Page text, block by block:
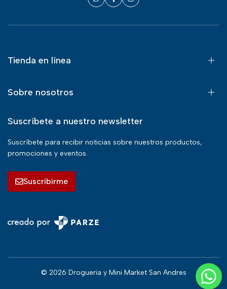
Tienda en línea
Sobre nosotros
Suscríbete a nuestro newsletter
Suscríbete para recibir noticias sobre nuestros productos,
promociones y eventos.
Suscribirme
© 2026 Drogueria y Mini Market San Andres